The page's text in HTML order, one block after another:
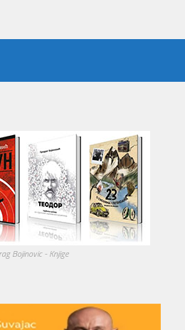
Bojinovic - Knjige